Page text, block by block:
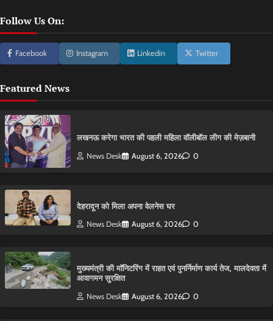
Follow Us On:
Facebook Instagram Linkedin Twitter
Featured News
लखनऊ करेगा भारत की पहली महिला वॉलीबॉल लीग की मेज़बानी
News Desk August 6, 2026 0
देहरादून को मिला अपना वेलनेस घर
News Desk August 6, 2026 0
मुख्यमंत्री की मॉनिटरिंग में राहत एवं पुनर्निर्माण कार्य तेज, मालदेवता में
आवागमन सुरक्षित
News Desk August 6, 2026 0